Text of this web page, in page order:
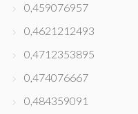
0,459076957
0,4621212493
0,4712353895
0,474076667
0,484359091